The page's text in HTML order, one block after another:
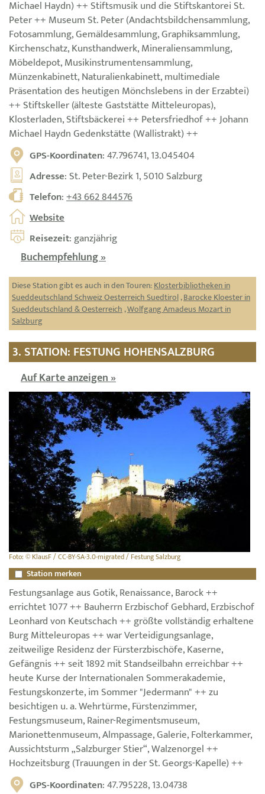
Michael Haydn) ++ Stiftsmusik und die Stiftskantorei St.
Peter ++ Museum St. Peter (Andachtsbildchensammlung,
Fotosammlung, Gemäldesammlung, Graphiksammlung,
Kirchenschatz, Kunsthandwerk, Mineraliensammlung,
Möbeldepot, Musikinstrumentensammlung,
Münzenkabinett, Naturalienkabinett, multimediale
Präsentation des heutigen Mönchslebens in der Erzabtei)
++ Stiftskeller (älteste Gaststätte Mitteleuropas),
Klosterladen, Stiftsbäckerei ++ Petersfriedhof ++ Johann
Michael Haydn Gedenkstätte (Wallistrakt) ++
GPS-Koordinaten: 47.796741, 13.045404
Adresse: St. Peter-Bezirk 1, 5010 Salzburg
Telefon:+43 662 844576
Website
Reisezeit: ganzjährig
Buchempfehlung »
Diese Station gibt es auch in den Touren:Klosterbibliotheken in
Sueddeutschland Schweiz Oesterreich Suedtirol,Barocke Kloester in
Sueddeutschland & Oesterreich ,Wolfgang Amadeus Mozart in
Salzburg
3. STATION: FESTUNG HOHENSALZBURG
Auf Karte anzeigen »
Foto: © KlausF / CC-BY-SA-3.0-migrated / Festung Salzburg
Station merken
Festungsanlage aus Gotik, Renaissance, Barock ++
errichtet 1077 ++ Bauherrn Erzbischof Gebhard, Erzbischof
Leonhard von Keutschach ++ größte vollständig erhaltene
Burg Mitteleuropas ++ war Verteidigungsanlage,
zeitweilige Residenz der Fürsterzbischöfe, Kaserne,
Gefängnis ++ seit 1892 mit Standseilbahn erreichbar ++
heute Kurse der Internationalen Sommerakademie,
Festungskonzerte, im Sommer "Jedermann" ++ zu
besichtigen u. a. Wehrtürme, Fürstenzimmer,
Festungsmuseum, Rainer-Regimentsmuseum,
Marionettenmuseum, Almpassage, Galerie, Folterkammer,
Aussichtsturm „Salzburger Stier“, Walzenorgel ++
Hochzeitsburg (Trauungen in der St. Georgs-Kapelle) ++
GPS-Koordinaten: 47.795228, 13.04738